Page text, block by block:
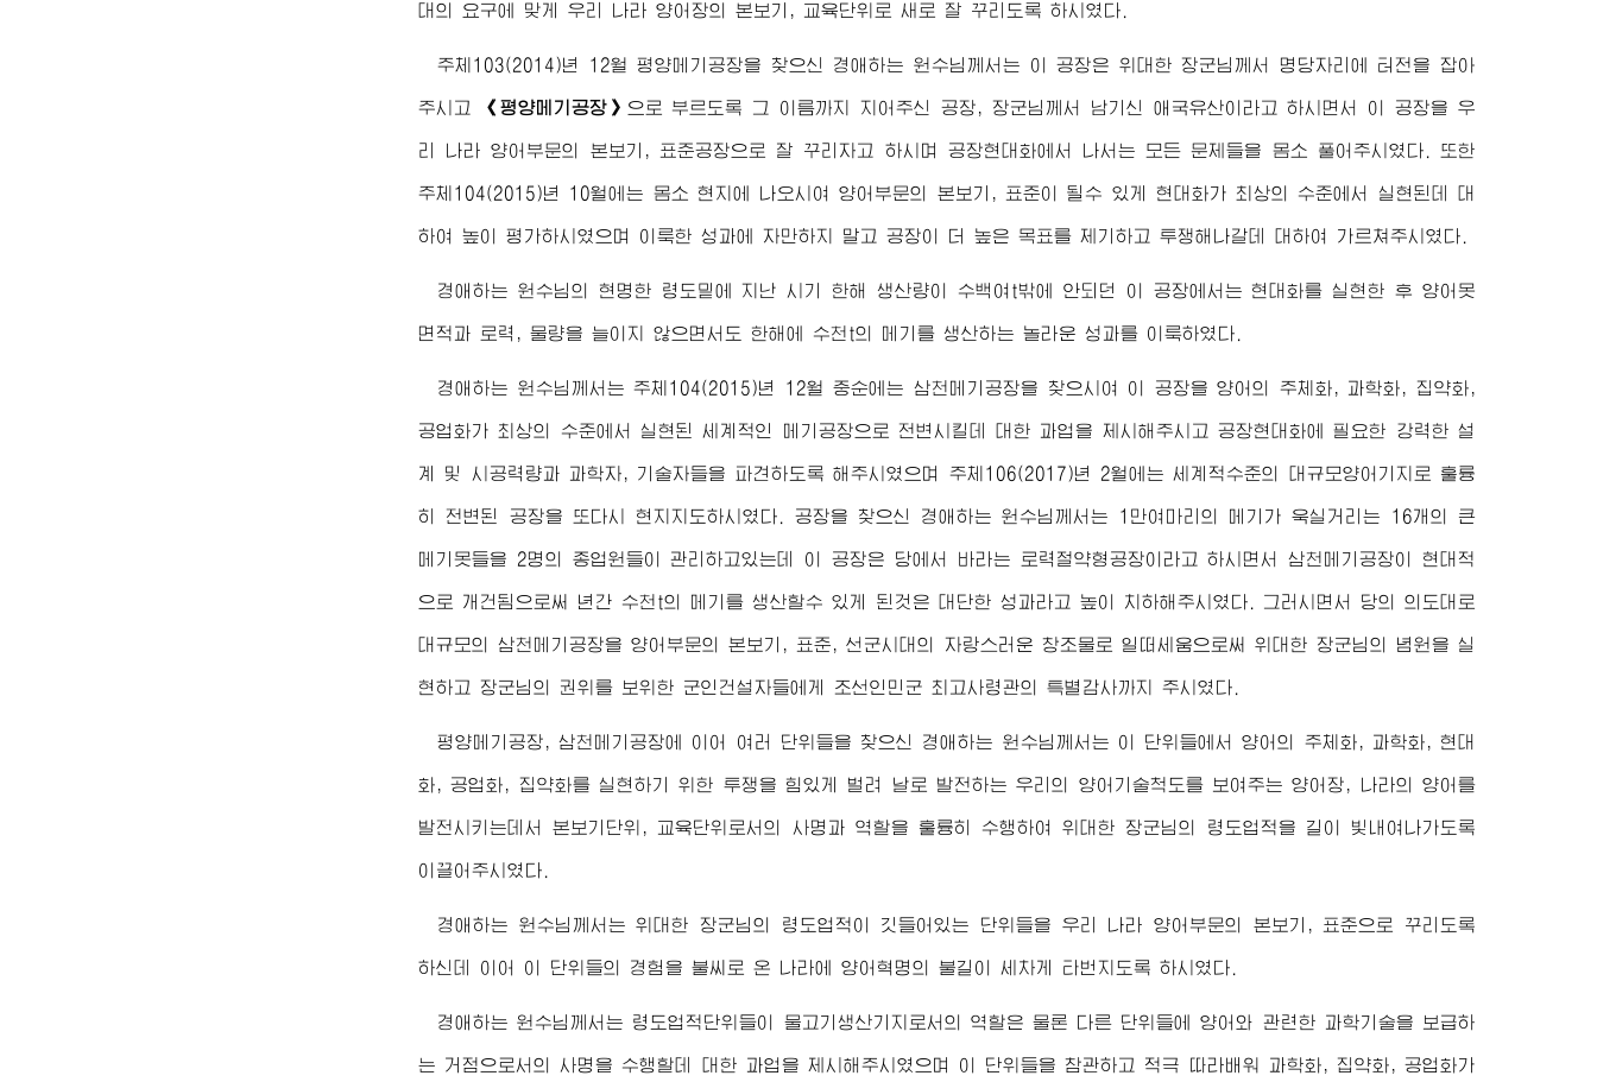
대의 요구에 맞게 우리 나라 양어장의 본보기, 교육단위로 새로 잘 꾸리도록 하시였다.
주체103(2014)년 12월 평양메기공장을 찾으신 경애하는 원수님 께서는 이 공장은 위대한 장군님 께서 명당자리에 터전을 잡아
주시고 《평양메기공장》 으로 부르도록 그 이름까지 지어주신 공장, 장군님 께서 남기신 애국유산이라고 하시면서 이 공장을 우
리 나라 양어부문의 본보기, 표준공장으로 잘 꾸리자고 하시며 공장현대화에서 나서는 모든 문제들을 몸소 풀어주시였다. 또한
주체104(2015)년 10월에는 몸소 현지에 나오시여 양어부문의 본보기, 표준이 될수 있게 현대화가 최상의 수준에서 실현된데 대
하여 높이 평가하시였으며 이룩한 성과에 자만하지 말고 공장이 더 높은 목표를 제기하고 투쟁해나갈데 대하여 가르쳐주시였다.
경애하는 원수님 의 현명한 령도밑에 지난 시기 한해 생산량이 수백여t밖에 안되던 이 공장에서는 현대화를 실현한 후 양어못
면적과 로력, 물량을 늘이지 않으면서도 한해에 수천t의 메기를 생산하는 놀라운 성과를 이룩하였다.
경애하는 원수님 께서는 주체104(2015)년 12월 중순에는 삼천메기공장을 찾으시여 이 공장을 양어의 주체화, 과학화, 집약화,
공업화가 최상의 수준에서 실현된 세계적인 메기공장으로 전변시킬데 대한 과업을 제시해주시고 공장현대화에 필요한 강력한 설
계 및 시공력량과 과학자, 기술자들을 파견하도록 해주시였으며 주체106(2017)년 2월에는 세계적수준의 대규모양어기지로 훌륭
히 전변된 공장을 또다시 현지지도하시였다. 공장을 찾으신 경애하는 원수님 께서는 1만여마리의 메기가 욱실거리는 16개의 큰
메기못들을 2명의 종업원들이 관리하고있는데 이 공장은 당에서 바라는 로력절약형공장이라고 하시면서 삼천메기공장이 현대적
으로 개건됨으로써 년간 수천t의 메기를 생산할수 있게 된것은 대단한 성과라고 높이 치하해주시였다. 그러시면서 당의 의도대로
대규모의 삼천메기공장을 양어부문의 본보기, 표준, 선군시대의 자랑스러운 창조물로 일떠세움으로써 위대한 장군님 의 념원을 실
현하고 장군님 의 권위를 보위한 군인건설자들에게 조선인민군 최고사령관의 특별감사까지 주시였다.
평양메기공장, 삼천메기공장에 이어 여러 단위들을 찾으신 경애하는 원수님 께서는 이 단위들에서 양어의 주체화, 과학화, 현대
화, 공업화, 집약화를 실현하기 위한 투쟁을 힘있게 벌려 날로 발전하는 우리의 양어기술척도를 보여주는 양어장, 나라의 양어를
발전시키는데서 본보기단위, 교육단위로서의 사명과 역할을 훌륭히 수행하여위대한 장군님의 령도업적을 길이 빛내여나가도록
이끌어주시였다.
경애하는 원수님 께서는위대한 장군님의 령도업적이 깃들어있는 단위들을 우리 나라 양어부문의 본보기, 표준으로 꾸리도록
하신데 이어 이 단위들의 경험을 불씨로 온 나라에 양어혁명의 불길이 세차게 타번지도록 하시였다.
경애하는 원수님 께서는 령도업적단위들이 물고기생산기지로서의 역할은 물론 다른 단위들에 양어와 관련한 과학기술을 보급하
는 거점으로서의 사명을 수행할데 대한 과업을 제시해주시였으며 이 단위들을 참관하고 적극 따라배워 과학화, 집약화, 공업화가